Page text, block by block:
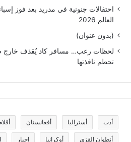
احتفالات جنونية في مدريد بعد فوز
العالم 2026
(بدون عنوان)
لحظات رعب… مسافر كاد يُقذف خارج
تحطم نافذتها
أدب أستراليا أفغانستان
أنطوان القزي أوكرانيا اخبار